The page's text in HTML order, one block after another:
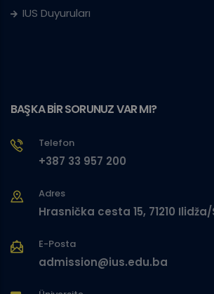
IUS Duyuruları
BAŞKA BİR SORUNUZ VAR MI?
Telefon
+387 33 957 200
Adres
Hrasnička cesta 15, 71210
E-Posta
admission@ius.edu.ba